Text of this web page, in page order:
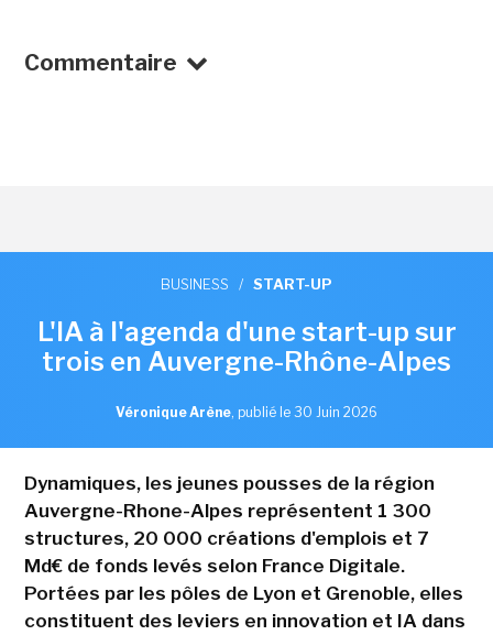
Commentaire
BUSINESS / START-UP
L'IA à l'agenda d'une start-up sur
trois en Auvergne-Rhône-Alpes
Véronique Arène, publié le 30 Juin 2026
Dynamiques, les jeunes pousses de la région
Auvergne-Rhone-Alpes représentent 1 300
structures, 20 000 créations d'emplois et 7
Md€ de fonds levés selon France Digitale.
Portées par les pôles de Lyon et Grenoble, elles
constituent des leviers en innovation et IA dans